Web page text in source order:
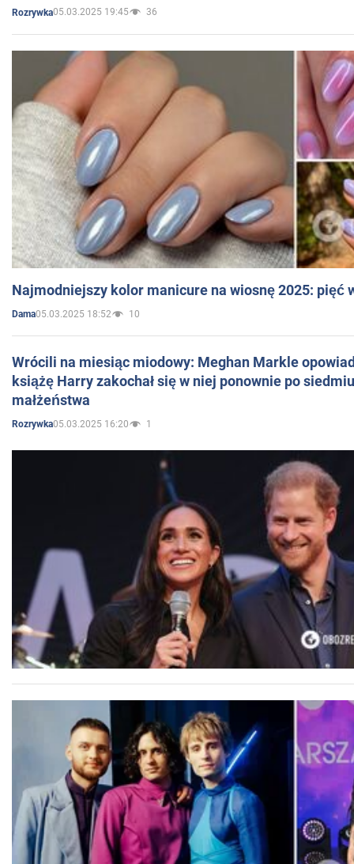
Rozrywka05.03.2025 19:45 36
Najmodniejszy kolor manicure na wiosnę 2025: pięć
Dama05.03.2025 18:52 10
Wrócili na miesiąc miodowy: Meghan Markle
książę Harry zakochał się w niej ponownie po
małżeństwa
Rozrywka05.03.2025 16:20 1